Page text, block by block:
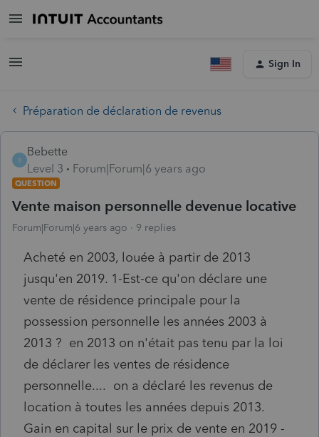
Sign In
Préparation de déclaration de revenus
B
Bebette
Level 3
Forum|Forum|6 years ago
QUESTION
Vente maison personnelle devenue locative
Forum|Forum|6 years ago 9 replies
Acheté en 2003, louée à partir de 2013
jusqu'en 2019. 1-Est-ce qu'on déclare une
vente de résidence principale pour la
possession personnelle les années 2003 à
2013 ? en 2013 on n'était pas tenu par la loi
de déclarer les ventes de résidence
personnelle.... on a déclaré les revenus de
location à toutes les années depuis 2013.
Gain en capital sur le prix de vente en 2019 -